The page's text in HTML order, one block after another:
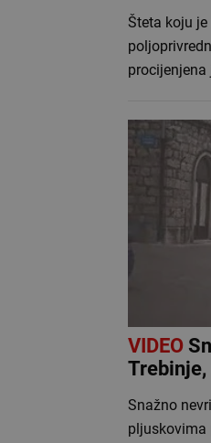
Šteta koju
VIDEO
Snažno
pljuskovima